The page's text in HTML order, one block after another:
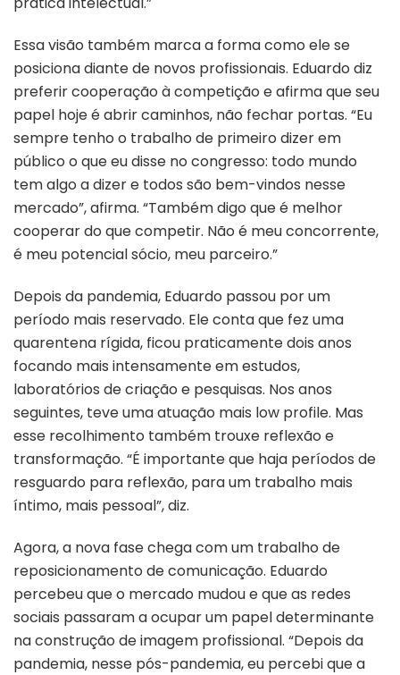
Essa visão também marca a forma como ele se
posiciona diante de novos profissionais. Eduardo diz
preferir cooperação à competição e afirma que seu
papel hoje é abrir caminhos, não fechar portas. “Eu
sempre tenho o trabalho de primeiro dizer em
público o que eu disse no congresso: todo mundo
tem algo a dizer e todos são bem-vindos nesse
mercado”, afirma. “Também digo que é melhor
cooperar do que competir. Não é meu concorrente,
é meu potencial sócio, meu parceiro.”
Depois da pandemia, Eduardo passou por um
período mais reservado. Ele conta que fez uma
quarentena rígida, ficou praticamente dois anos
focando mais intensamente em estudos,
laboratórios de criação e pesquisas. Nos anos
seguintes, teve uma atuação mais low profile. Mas
esse recolhimento também trouxe reflexão e
transformação. “É importante que haja períodos de
resguardo para reflexão, para um trabalho mais
íntimo, mais pessoal”, diz.
Agora, a nova fase chega com um trabalho de
reposicionamento de comunicação. Eduardo
percebeu que o mercado mudou e que as redes
sociais passaram a ocupar um papel determinante
na construção de imagem profissional. “Depois da
pandemia, nesse pós-pandemia, eu percebi que a